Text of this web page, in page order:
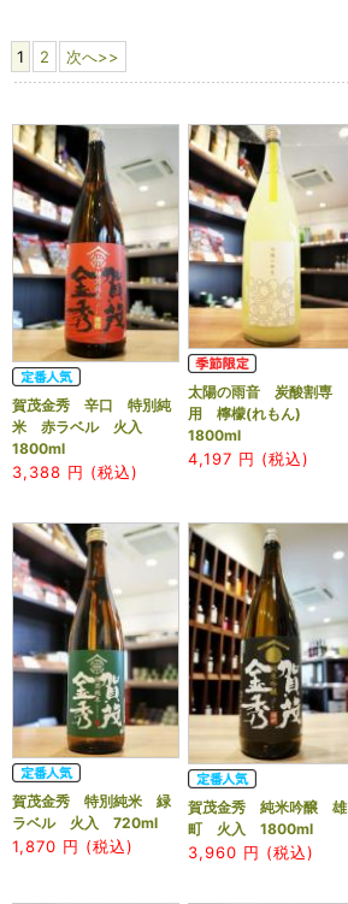
1 2 次へ>>
賀茂金秀 辛口 特別純
米 赤ラベル 火入
1800ml
3,388 円 (税込)
太陽の雨音 炭酸割専
用 檸檬(れもん)
1800ml
4,197 円 (税込)
賀茂金秀 特別純米 緑
ラベル 火入 720ml
1,870 円 (税込)
賀茂金秀 純米吟醸 雄
町 火入 1800ml
3,960 円 (税込)